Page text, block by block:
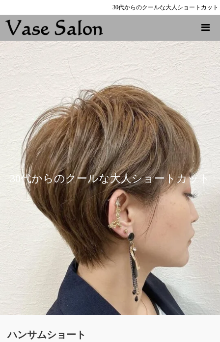
30代からのクールな大人ショートカット
30代からのクールな大人ショートカット
ハンサムショート